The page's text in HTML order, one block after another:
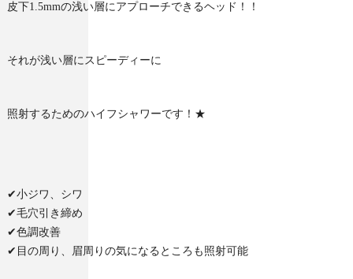
皮下1.5mmの浅い層にアプローチできるヘッド！！
それが浅い層にスピーディーに
照射するためのハイフシャワーです！★
✔︎小ジワ、シワ
✔︎毛穴引き締め
✔︎色調改善
✔︎目の周り、眉周りの気になるところも照射可能